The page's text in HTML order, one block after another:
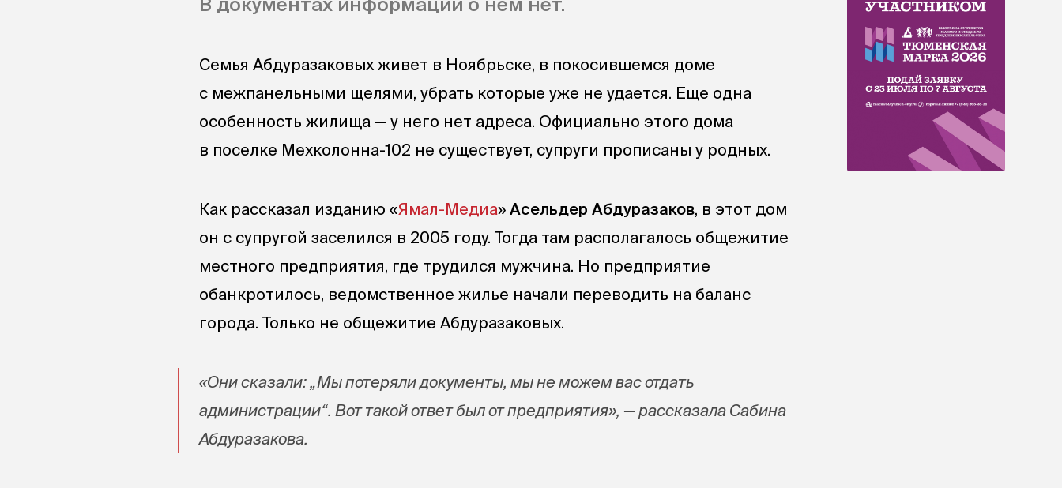
В документах информации о нем нет.
Семья Абдуразаковых живет в Ноябрьске, в покосившемся доме
с межпанельными щелями, убрать которые уже не удается. Еще одна
особенность жилища — у него нет адреса. Официально этого дома
в поселке Мехколонна-102 не существует, супруги прописаны у родных.
Как рассказал изданию «Ямал-Медиа» Асельдер Абдуразаков, в этот дом
он с супругой заселился в 2005 году. Тогда там располагалось общежитие
местного предприятия, где трудился мужчина. Но предприятие
обанкротилось, ведомственное жилье начали переводить на баланс
города. Только не общежитие Абдуразаковых.
«Они сказали: „Мы потеряли документы, мы не можем вас отдать
администрации“. Вот такой ответ был от предприятия», — рассказала Сабина
Абдуразакова.